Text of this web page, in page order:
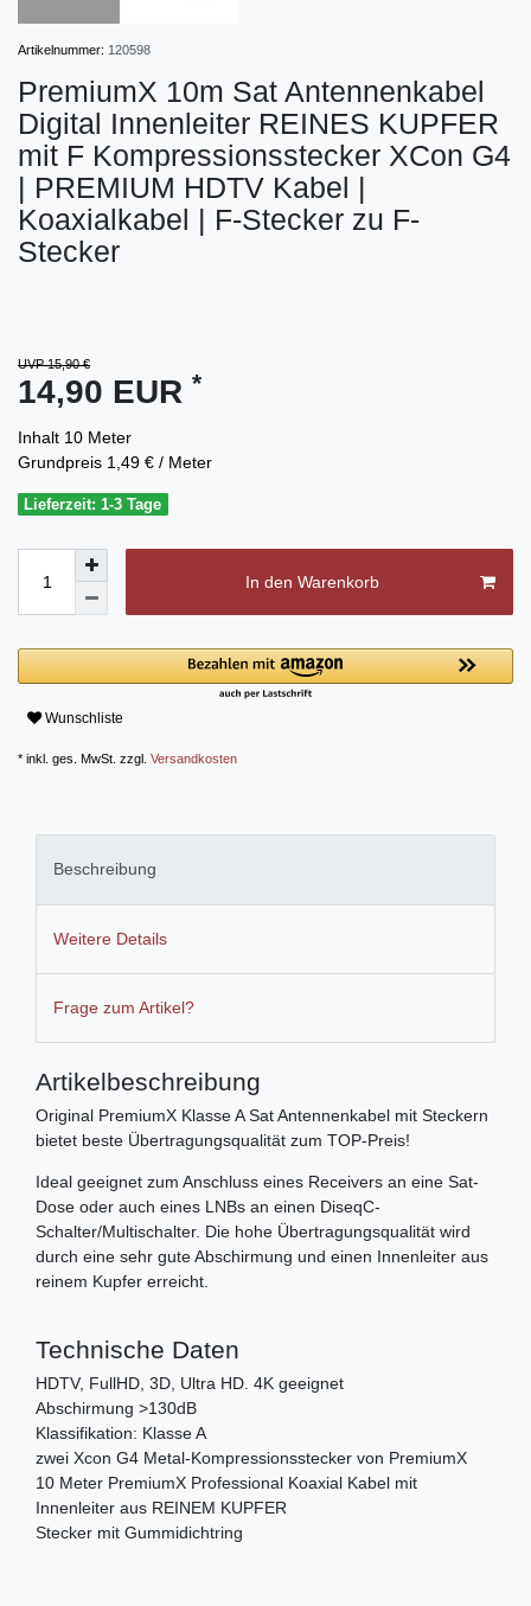
Artikelnummer: 120598
PremiumX 10m Sat Antennenkabel
Digital Innenleiter REINES KUPFER
mit F Kompressionsstecker XCon G4
| PREMIUM HDTV Kabel |
Koaxialkabel | F-Stecker zu F-
Stecker
UVP 15,90 €
14,90 EUR *
Inhalt 10 Meter
Grundpreis 1,49 € / Meter
Lieferzeit: 1-3 Tage
In den Warenkorb
Wunschliste
* inkl. ges. MwSt. zzgl. Versandkosten
Beschreibung
Weitere Details
Frage zum Artikel?
Artikelbeschreibung
Original PremiumX Klasse A Sat Antennenkabel mit Steckern
bietet beste Übertragungsqualität zum TOP-Preis!
Ideal geeignet zum Anschluss eines Receivers an eine Sat-
Dose oder auch eines LNBs an einen DiseqC-
Schalter/Multischalter. Die hohe Übertragungsqualität wird
durch eine sehr gute Abschirmung und einen Innenleiter aus
reinem Kupfer erreicht.
Technische Daten
HDTV, FullHD, 3D, Ultra HD. 4K geeignet
Abschirmung >130dB
Klassifikation: Klasse A
zwei Xcon G4 Metal-Kompressionsstecker von PremiumX
10 Meter PremiumX Professional Koaxial Kabel mit
Innenleiter aus REINEM KUPFER
Stecker mit Gummidichtring